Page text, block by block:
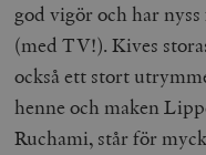
god vigör och har
(med TV!). Kives
också ett stort
henne och maken
Ruchami, står för